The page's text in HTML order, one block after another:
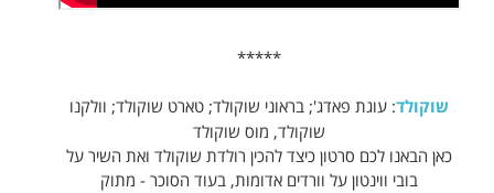
*****
שוקולד: עוגת פאדג'; בראוני שוקולד; טארט שוקולד; וולקנו
שוקולד, מוס שוקולד
כאן הבאנו לכם סרטון כיצד להכין רולדת שוקולד ואת השיר על
בובי ווינטון על וורדים אדומות, בעוד הסוכר - מתוק